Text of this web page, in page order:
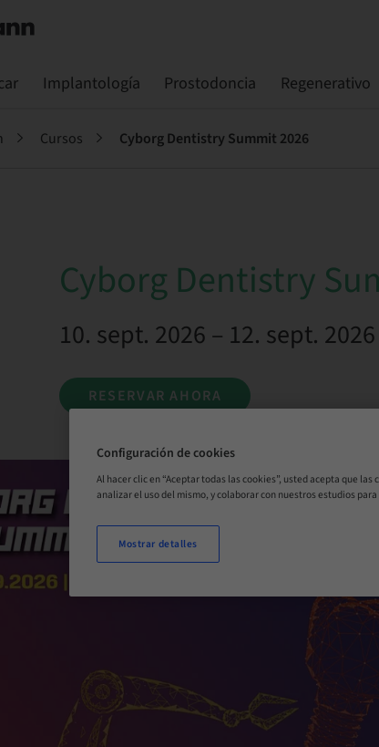
Implantología Prostodoncia Regenerativo
Cursos Cyborg Dentistry Summit 2026
Cyborg Dentistry
10. sept. 2026 – 12. sept.
RESERVAR AHORA
Configuración de cookies
Al hacer clic en “Aceptar todas las cookies”, usted acepta que
analizar el uso del mismo, y colaborar con nuestros estudios
Mostrar detalles